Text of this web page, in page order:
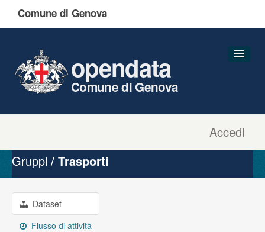
Comune di Genova
Accedi
opendata
Comune di Genova
Organizzazioni
Gruppi
Informazioni
Gruppi Trasporti
Dataset
Flusso di attività